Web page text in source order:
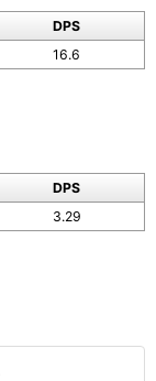
DPS
16.6
DPS
3.29